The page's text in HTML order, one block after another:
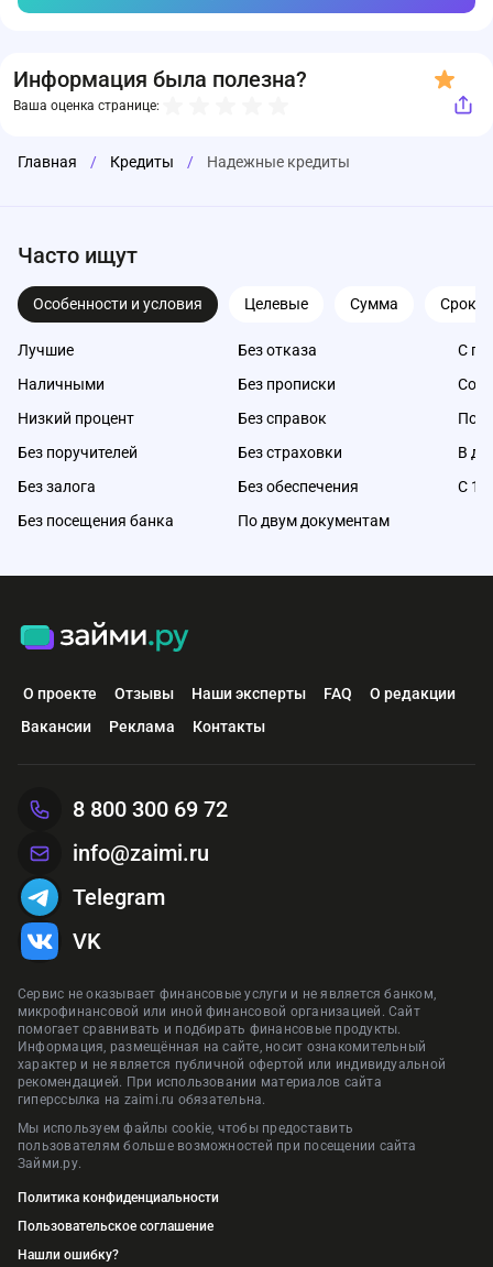
Информация была полезна?
Ваша оценка странице:
Главная / Кредиты / Надежные кредиты
Часто ищут
Особенности и условия Целевые Сумма Срок
Лучшие
Наличными
Низкий процент
Без поручителей
Без залога
Без посещения банка
Без отказа
Без прописки
Без справок
Без страховки
Без обеспечения
По двум документам
С
Со
Под
В
С 18
О проекте Отзывы Наши эксперты FAQ
О редакции
Вакансии
Реклама Контакты
Сервис не оказывает финансовые услуги и не является банком,
микрофинансовой или иной финансовой организацией. Сайт
помогает сравнивать и подбирать финансовые продукты.
Информация, размещённая на сайте, носит ознакомительный
характер и не является публичной офертой или индивидуальной
рекомендацией. При использовании материалов сайта
гиперссылка на zaimi.ru обязательна.
Мы используем файлы cookie, чтобы предоставить
пользователям больше возможностей при посещении сайта
Займи.ру.
Политика конфиденциальности
Пользовательское соглашение
Нашли ошибку?
8 800 300 69 72
info@zaimi.ru
Telegram
VK